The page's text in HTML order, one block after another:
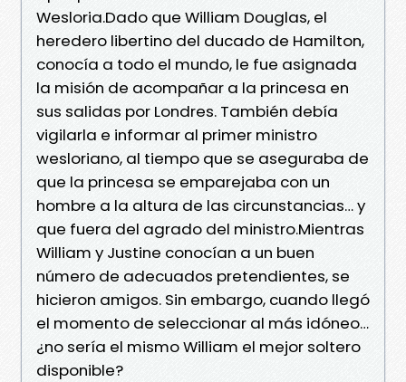
Wesloria.Dado que William Douglas, el
heredero libertino del ducado de Hamilton,
conocía a todo el mundo, le fue asignada
la misión de acompañar a la princesa en
sus salidas por Londres. También debía
vigilarla e informar al primer ministro
wesloriano, al tiempo que se aseguraba de
que la princesa se emparejaba con un
hombre a la altura de las circunstancias… y
que fuera del agrado del ministro.Mientras
William y Justine conocían a un buen
número de adecuados pretendientes, se
hicieron amigos. Sin embargo, cuando llegó
el momento de seleccionar al más idóneo…
¿no sería el mismo William el mejor soltero
disponible?